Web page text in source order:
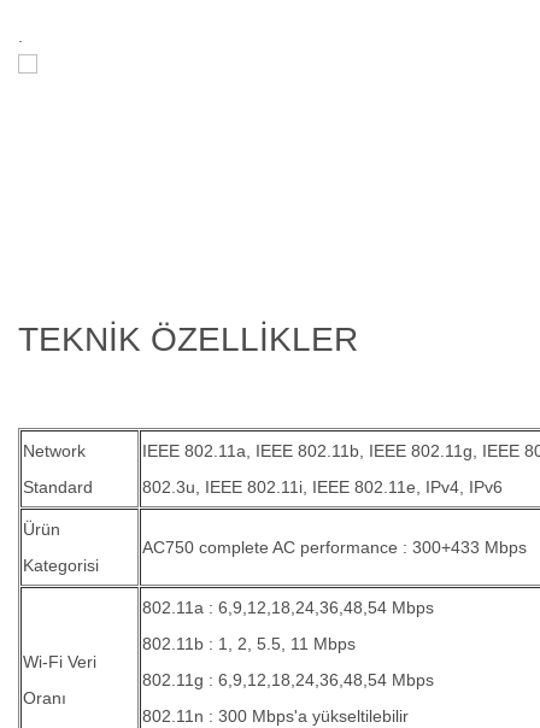
.
TEKNİK ÖZELLİKLER
Network
Standard
IEEE 802.11a, IEEE 802.11b, IEEE 802.11g, IEEE
802.3u, IEEE 802.11i, IEEE 802.11e, IPv4, IPv6
Ürün
Kategorisi
AC750 complete AC performance : 300+433 Mbps
Wi-Fi Veri
Oranı
802.11a : 6,9,12,18,24,36,48,54 Mbps
802.11b : 1, 2, 5.5, 11 Mbps
802.11g : 6,9,12,18,24,36,48,54 Mbps
802.11n : 300 Mbps'a yükseltilebilir